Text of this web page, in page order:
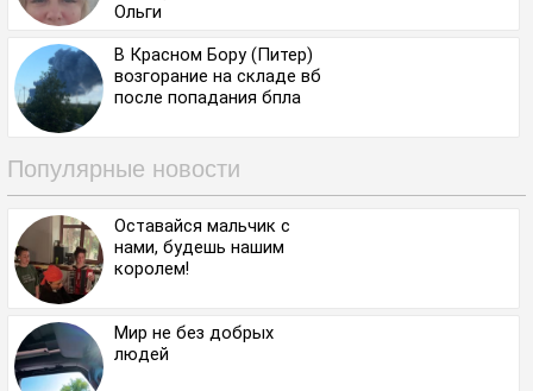
Ольги
В Красном Бору (Питер)
возгорание на складе вб
после попадания бпла
Популярные новости
Оставайся мальчик с
нами, будешь нашим
королем!
Мир не без добрых
людей